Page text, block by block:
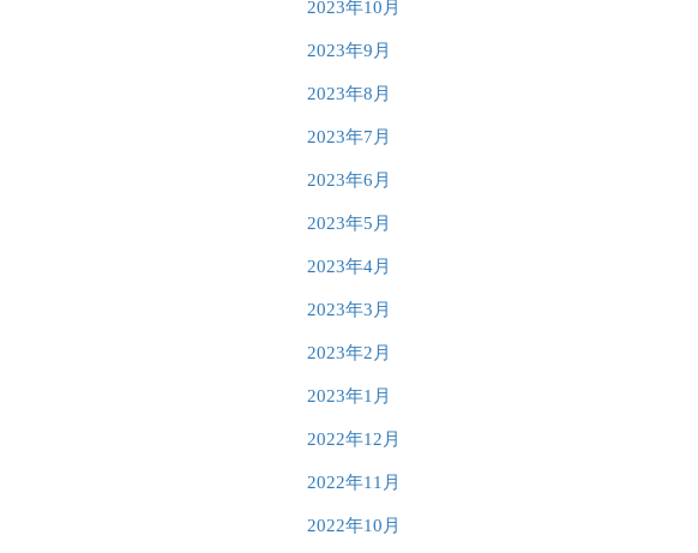
2023年10月
2023年9月
2023年8月
2023年7月
2023年6月
2023年5月
2023年4月
2023年3月
2023年2月
2023年1月
2022年12月
2022年11月
2022年10月